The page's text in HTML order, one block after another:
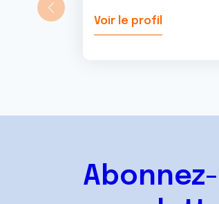
Voir le profil